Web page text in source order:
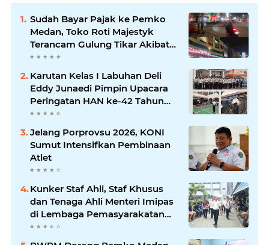
Sudah Bayar Pajak ke Pemko
Medan, Toko Roti Majestyk
Terancam Gulung Tikar Akibat
Akses Jalan Ditutup Pedagang
Angkringan
Karutan Kelas I Labuhan Deli
Eddy Junaedi Pimpin Upacara
Peringatan HAN ke-42 Tahun
2026
Jelang Porprovsu 2026, KONI
Sumut Intensifkan Pembinaan
Atlet
Kunker Staf Ahli, Staf Khusus
dan Tenaga Ahli Menteri Imipas
di Lembaga Pemasyarakatan
Kelas I Medan: Pelayanan Prima
Dipastikan Berjalan Optimal